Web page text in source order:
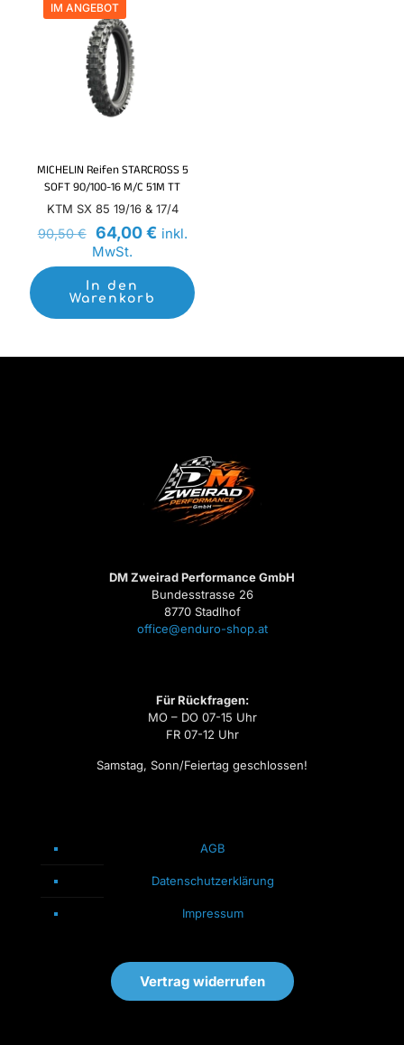
IM ANGEBOT
MICHELIN Reifen STARCROSS 5
SOFT 90/100-16 M/C 51M TT
KTM SX 85 19/16 & 17/4
90,50€
Ursprünglicher
Preis
war:
90,50 €
64,00€Aktueller
ist:
64,00 €.
inkl.
MwSt.
In den
Warenkorb
DM Zweirad Performance GmbH
Bundesstrasse 26
8770 Stadlhof
office@enduro-shop.at
Für Rückfragen:
MO – DO 07-15 Uhr
FR 07-12 Uhr
Samstag, Sonn/Feiertag geschlossen!
AGB
Datenschutzerklärung
Impressum
Vertrag widerrufen